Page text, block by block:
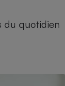
du quotidien